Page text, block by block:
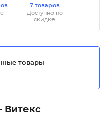
7 товаров
Доступно по
скидке
товары
Витекс